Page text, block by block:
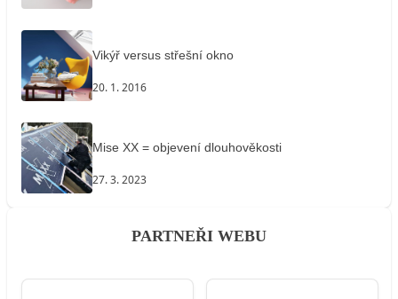
Vikýř versus střešní okno
20. 1. 2016
Mise XX = objevení dlouhověkosti
27. 3. 2023
PARTNEŘI WEBU